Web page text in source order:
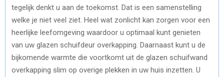
tegelijk denkt u aan de toekomst. Dat is een samenstelling
welke je niet veel ziet. Heel wat zonlicht kan zorgen voor een
heerlijke leefomgeving waardoor u optimaal kunt genieten
van uw glazen schuifdeur overkapping. Daarnaast kunt u de
bijkomende warmte die voortkomt uit de glazen schuifwand
overkapping slim op overige plekken in uw huis inzetten. U